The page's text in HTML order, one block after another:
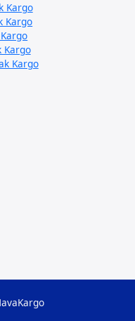
Kargo
Kargo
Kargo
Kargo